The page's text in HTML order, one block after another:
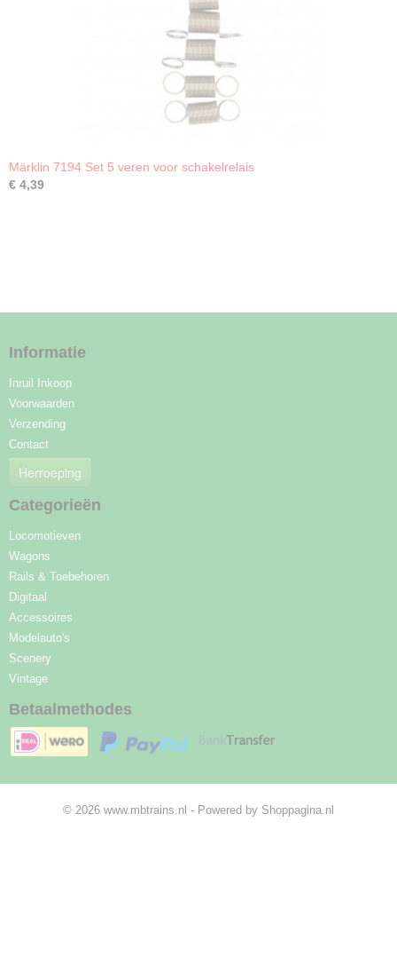
Märklin 7194 Set 5 veren voor schakelrelais
€ 4,39
Informatie
Inruil Inkoop
Voorwaarden
Verzending
Contact
Herroeping
Categorieën
Locomotieven
Wagons
Rails & Toebehoren
Digitaal
Accessoires
Modelauto's
Scenery
Vintage
Betaalmethodes
© 2026 www.mbtrains.nl - Powered by Shoppagina.nl